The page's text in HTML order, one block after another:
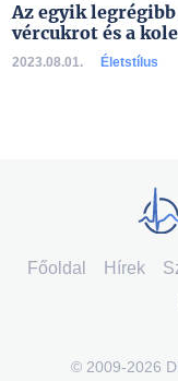
Az egyik
vércukrot és a
2023.08.01. Életstílus
Főoldal Hírek
© 2009-2026